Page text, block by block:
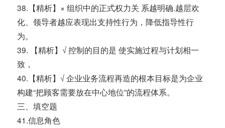
38.【精析】× 组织中的正式权力关 系越明确.越层欢
化、领导者越应表现出支持性行为，降低指导性行
为。
39. 【精析】√ 控制的目的是 使实施过程与计划相一
致，
40.【精析】√ 企业业务流程再造的根本目标是为企业
构建“把顾客需要放在中心地位”的流程体系。
三、填空题
41.信息角色